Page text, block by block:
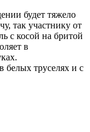
будет тяжело
так участнику от
с косой на бритой
в